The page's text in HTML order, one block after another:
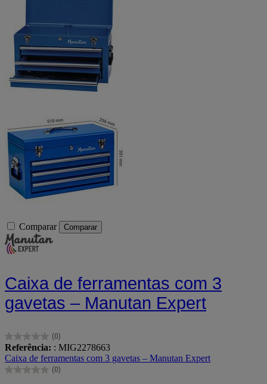
Comparar Comparar
Caixa de ferramentas com 3
gavetas – Manutan Expert
(0)
0.0
em
5
estrelas.
Referência: : MIG2278663
Caixa de ferramentas com 3 gavetas – Manutan Expert
(0)
0.0